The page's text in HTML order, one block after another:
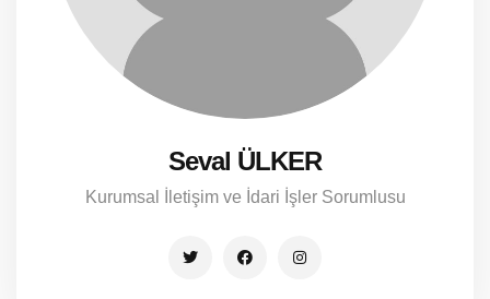
Seval ÜLKER
Kurumsal İletişim ve İdari İşler Sorumlusu